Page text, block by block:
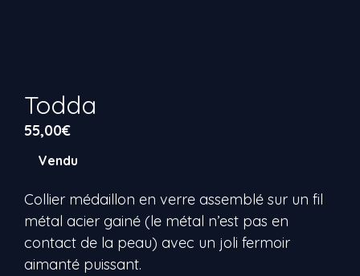
Todda
55,00€
Vendu
Collier médaillon en verre assemblé sur un fil
métal acier gainé (le métal n’est pas en
contact de la peau) avec un joli fermoir
aimanté puissant.